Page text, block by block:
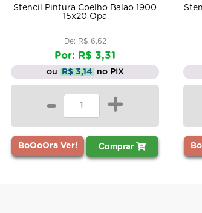
Stencil Pintura Urso e Cachorrinho
1321 15x20 Opa
De: R$ 6,62
Por: R$ 3,31
ou R$ 3,14 no PIX
-
BoOoOra Ver! Comprar